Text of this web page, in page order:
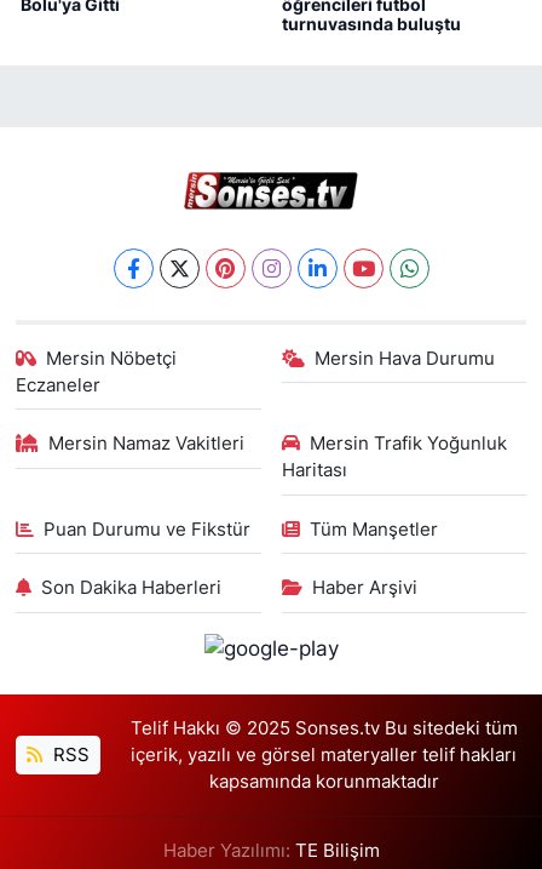
Bolu'ya Gitti
öğrencileri futbol
turnuvasında buluştu
Mersin Nöbetçi
Eczaneler
Mersin Hava Durumu
Mersin Namaz Vakitleri
Mersin Trafik Yoğunluk
Haritası
Puan Durumu ve Fikstür Tüm Manşetler
Son Dakika Haberleri Haber Arşivi
RSS
Telif Hakkı © 2025 Sonses.tv Bu sitedeki tüm
içerik, yazılı ve görsel materyaller telif hakları
kapsamında korunmaktadır
Haber Yazılımı: TE Bilişim